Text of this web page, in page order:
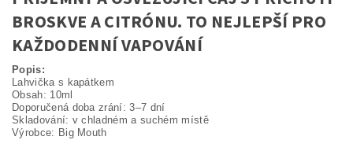
BROSKVE A CITRÓNU. TO NEJLEPŠÍ PRO
KAŽDODENNÍ VAPOVÁNÍ
Popis:
Lahvička s kapátkem
Obsah: 10ml
Doporučená doba zrání: 3–7 dní
Skladování: v chladném a suchém místě
Výrobce: Big Mouth